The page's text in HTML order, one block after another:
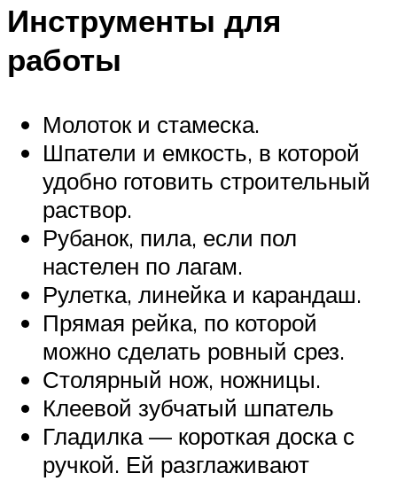
Инструменты для
работы
Молоток и стамеска.
Шпатели и емкость, в которой
удобно готовить строительный
раствор.
Рубанок, пила, если пол
настелен по лагам.
Рулетка, линейка и карандаш.
Прямая рейка, по которой
можно сделать ровный срез.
Столярный нож, ножницы.
Клеевой зубчатый шпатель
Гладилка — короткая доска с
ручкой. Ей разглаживают